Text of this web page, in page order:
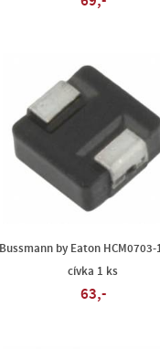
Bussmann by Eaton HCM0703-
cívka 1 ks
63,-